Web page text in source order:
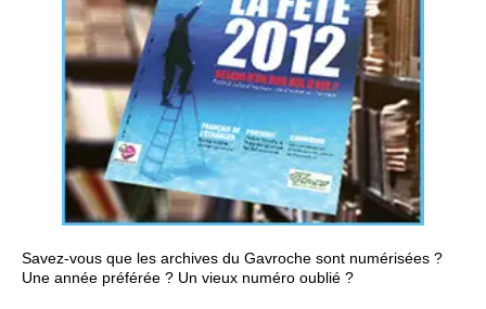
Savez-vous que les archives du Gavroche sont numérisées ?
Une année préférée ? Un vieux numéro oublié ?